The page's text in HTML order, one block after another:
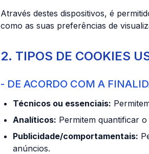
Através destes dispositivos, é
como as suas preferências de
2. TIPOS DE COOKIES
- DE ACORDO COM A
Técnicos ou essenciais:
Analíticos: Permitem quantificar
Publicidade/comportamentais:
anúncios.